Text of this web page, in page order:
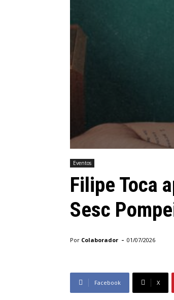
Eventos
Filipe Toca
Sesc
Por Colaborador - 01/07/2026
Facebook X